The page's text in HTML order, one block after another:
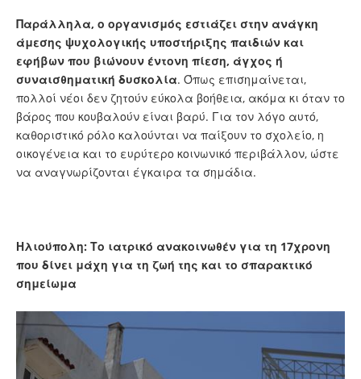
Παράλληλα, ο οργανισμός εστιάζει στην ανάγκη
άμεσης ψυχολογικής υποστήριξης παιδιών και
εφήβων που βιώνουν έντονη πίεση, άγχος ή
συναισθηματική δυσκολία. Όπως επισημαίνεται,
πολλοί νέοι δεν ζητούν εύκολα βοήθεια, ακόμα κι όταν το
βάρος που κουβαλούν είναι βαρύ. Για τον λόγο αυτό,
καθοριστικό ρόλο καλούνται να παίξουν το σχολείο, η
οικογένεια και το ευρύτερο κοινωνικό περιβάλλον, ώστε
να αναγνωρίζονται έγκαιρα τα σημάδια.
Ηλιούπολη: Το ιατρικό ανακοινωθέν για τη 17χρονη
που δίνει μάχη για τη ζωή της και το σπαρακτικό
σημείωμα